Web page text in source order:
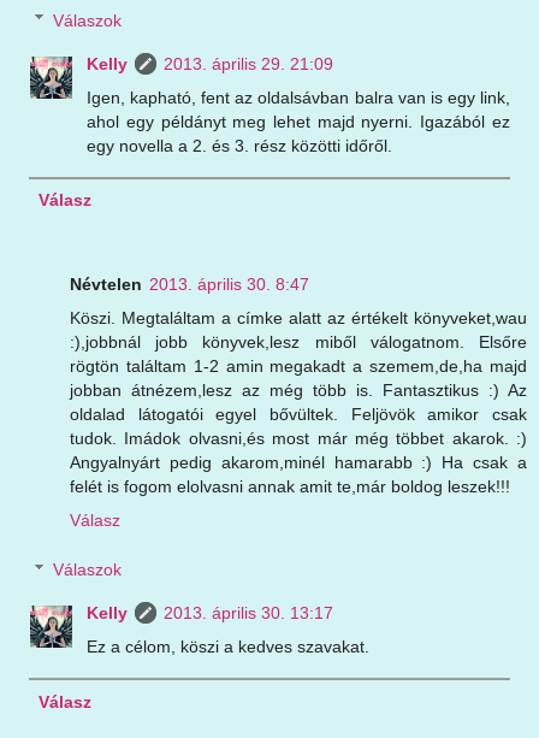
Válaszok
Kelly
2013. április 29. 21:09
Igen, kapható, fent az oldalsávban balra van is egy link,
ahol egy példányt meg lehet majd nyerni. Igazából ez
egy novella a 2. és 3. rész közötti időről.
Válasz
Névtelen 2013. április 30. 8:47
Köszi. Megtaláltam a címke alatt az értékelt könyveket,wau
:),jobbnál jobb könyvek,lesz miből válogatnom. Elsőre
rögtön találtam 1-2 amin megakadt a szemem,de,ha majd
jobban átnézem,lesz az még több is. Fantasztikus :) Az
oldalad látogatói egyel bővültek. Feljövök amikor csak
tudok. Imádok olvasni,és most már még többet akarok. :)
Angyalnyárt pedig akarom,minél hamarabb :) Ha csak a
felét is fogom elolvasni annak amit te,már boldog leszek!!!
Válasz
Válaszok
Kelly
2013. április 30. 13:17
Ez a célom, köszi a kedves szavakat.
Válasz